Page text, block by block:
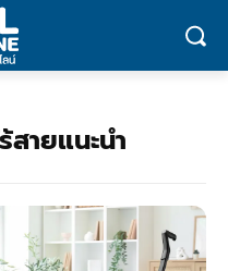
ายแนะนำ